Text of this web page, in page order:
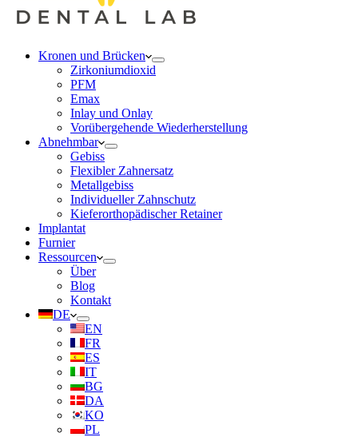
Kronen und Brücken
Zirkoniumdioxid
PFM
Emax
Inlay und Onlay
Vorübergehende Wiederherstellung
Abnehmbar
Gebiss
Flexibler Zahnersatz
Metallgebiss
Individueller Zahnschutz
Kieferorthopädischer Retainer
Implantat
Furnier
Ressourcen
Über
Blog
Kontakt
DE
EN
FR
ES
IT
BG
DA
KO
PL